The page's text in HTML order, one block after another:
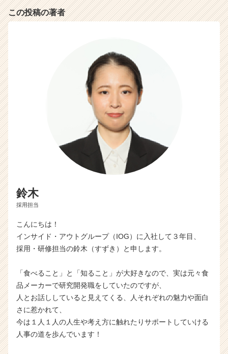
この投稿の著者
鈴木
採用担当
こんにちは！
インサイド・アウトグループ（IOG）に入社して３年目、
採用・研修担当の鈴木（すずき）と申します。
「食べること」と「知ること」が大好きなので、実は元々食
品メーカーで研究開発職をしていたのですが、
人とお話ししていると見えてくる、人それぞれの魅力や面白
さに惹かれて、
今は１人１人の人生や考え方に触れたりサポートしていける
人事の道を歩んでいます！